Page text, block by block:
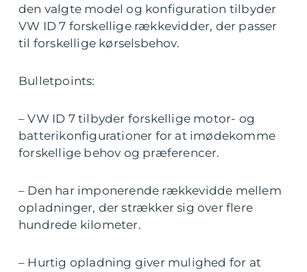
den valgte model og konfiguration tilbyder
VW ID 7 forskellige rækkevidder, der passer
til forskellige kørselsbehov.
Bulletpoints:
– VW ID 7 tilbyder forskellige motor- og
batterikonfigurationer for at imødekomme
forskellige behov og præferencer.
– Den har imponerende rækkevidde mellem
opladninger, der strækker sig over flere
hundrede kilometer.
– Hurtig opladning giver mulighed for at